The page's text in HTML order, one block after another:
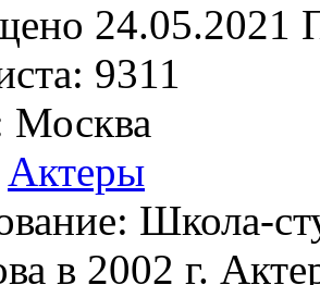
24.05.2021
9311
Москва
Актеры
Школа-
в 2002 г.